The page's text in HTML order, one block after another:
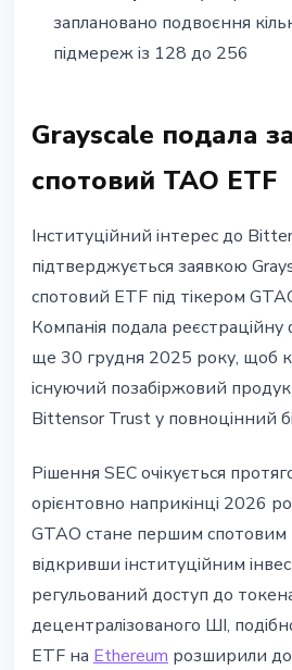
заплановано подвоєння
підмереж із 128 до 256
Grayscale подала
спотовий TAO ETF
Інституційний інтерес до
підтверджується заявкою
спотовий ETF під тікером
Компанія подала
ще 30 грудня 2025 року, щоб
існуючий позабіржовий
Bittensor Trust у повноцінний
Рішення SEC очікується
орієнтовно наприкінці 2026
GTAO стане першим
відкривши інституційним
регульований доступ до
децентралізованого ШІ,
ETF на Ethereum розширили